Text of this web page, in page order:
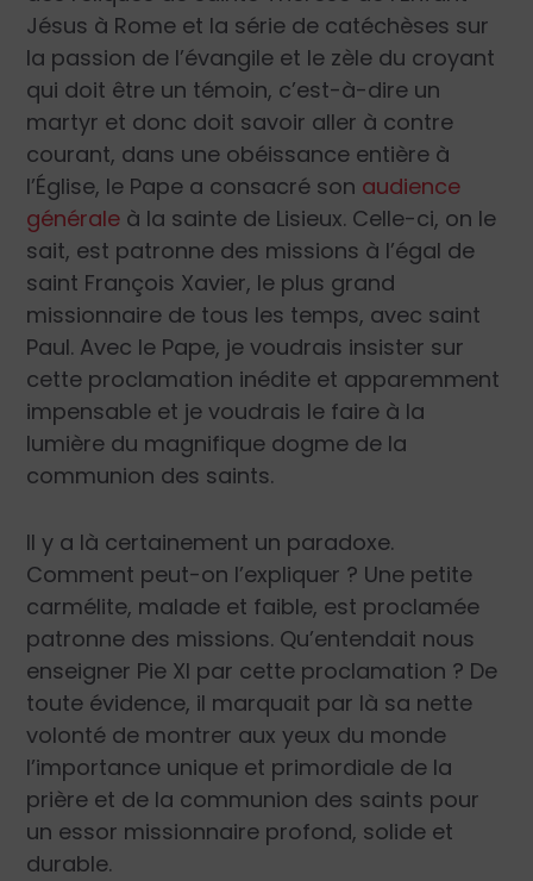
Jésus à Rome et la série de catéchèses sur
la passion de l’évangile et le zèle du croyant
qui doit être un témoin, c’est-à-dire un
martyr et donc doit savoir aller à contre
courant, dans une obéissance entière à
l’Église, le Pape a consacré son audience
générale à la sainte de Lisieux. Celle-ci, on le
sait, est patronne des missions à l’égal de
saint François Xavier, le plus grand
missionnaire de tous les temps, avec saint
Paul. Avec le Pape, je voudrais insister sur
cette proclamation inédite et apparemment
impensable et je voudrais le faire à la
lumière du magnifique dogme de la
communion des saints.
Il y a là certainement un paradoxe.
Comment peut-on l’expliquer ? Une petite
carmélite, malade et faible, est proclamée
patronne des missions. Qu’entendait nous
enseigner Pie XI par cette proclamation ? De
toute évidence, il marquait par là sa nette
volonté de montrer aux yeux du monde
l’importance unique et primordiale de la
prière et de la communion des saints pour
un essor missionnaire profond, solide et
durable.